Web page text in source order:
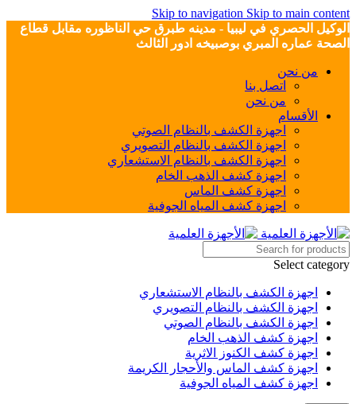
Skip to navigation Skip to main content
الوكيل الحصري في ليبيا - مدينه طبرق حي الناظوره مقابل قطاع
الصحة عماره المبري بوصبيخه ادور الثالث
من نحن
اتصل بنا
من نحن
الأقسام
اجهزة الكشف بالنظام الصوتي
اجهزة الكشف بالنظام التصويري
اجهزة الكشف بالنظام الاستشعاري
اجهزة كشف الذهب الخام
اجهزة كشف الماس
اجهزة كشف المياه الجوفية
Select category
اجهزة الكشف بالنظام الاستشعاري
اجهزة الكشف بالنظام التصويري
اجهزة الكشف بالنظام الصوتي
اجهزة كشف الذهب الخام
اجهزة كشف الكنوز الاثرية
اجهزة كشف الماس والأحجار الكريمة
اجهزة كشف المياه الجوفية